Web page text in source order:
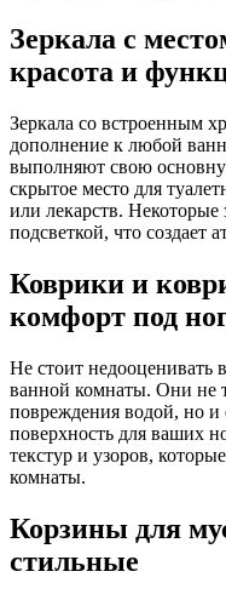
Зеркала с
красота и
Зеркала со встроенным
дополнение к любой
выполняют свою
скрытое место для
или лекарств.
подсветкой, что создает
Коврики и
комфорт под
Не стоит недооценивать
ванной комнаты. Они не
повреждения водой, но
поверхность для ваших
текстур и узоров,
комнаты.
Корзины для
стильные